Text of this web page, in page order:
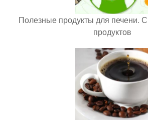
Полезные продукты для печени.
продуктов